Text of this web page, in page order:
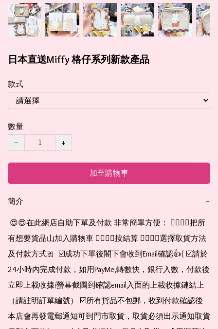
日本直送Miffy 格仔系列新款產品
款式
數量
−
+
加至購物車
簡介 −
有想要貨品山加入購物車 👉🏻👉🏻按結算 👉🏻👉🏻選擇取貨方法
及付款方式🎀  ☑️成功下單後閣下會收到Email確認👍( ☑️請於
24小時內完成付款，如用PayMe,轉數快，銀行入數，付款後
立即上載收據/螢幕截圖到確認email入面的上載收據鏈結上
（請註明訂單編號） ☑️所有貨品不包郵，收到付款確認後
本店會再發電郵通知可到門市取貨，取貨必須出示通知取貨